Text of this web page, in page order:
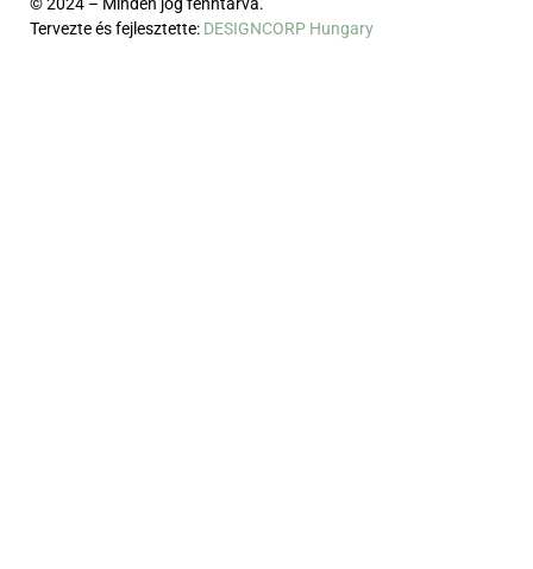
Tervezte és fejlesztette: DESIGNCORP Hungary